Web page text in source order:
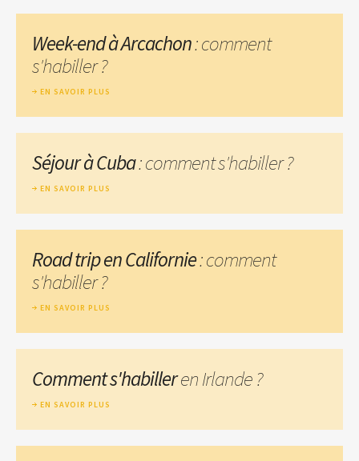
Week-end à Arcachon: comment
s'habiller ?
EN SAVOIR PLUS
Séjour à Cuba: comment s'habiller ?
EN SAVOIR PLUS
Road trip en Californie: comment
s'habiller ?
EN SAVOIR PLUS
Comment s'habilleren Irlande ?
EN SAVOIR PLUS